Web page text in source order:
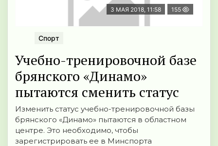
3 МАЯ 2018, 11:58 155
Спорт
Учебно-тренировочной базе
брянского «Динамо»
пытаются сменить статус
Изменить статус учебно-тренировочной базы
брянского «Динамо» пытаются в областном
центре. Это необходимо, чтобы
зарегистрировать ее в Минспорта